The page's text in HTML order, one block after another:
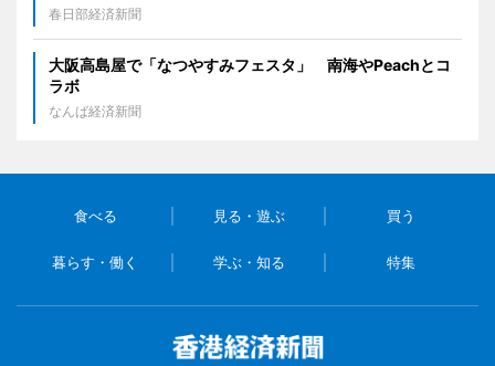
春日部経済新聞
大阪高島屋で「なつやすみフェスタ」 南海やPeachとコ
ラボ
なんば経済新聞
食べる 見る・遊ぶ 買う
暮らす・働く 学ぶ・知る 特集